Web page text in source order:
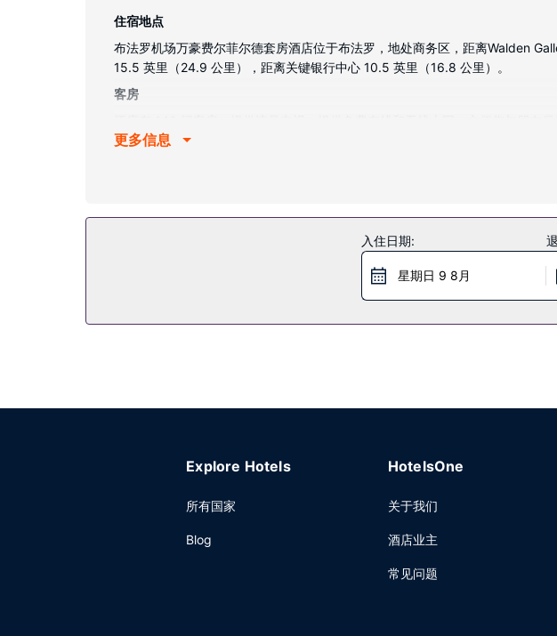
住宿地点
布法罗机场万豪费尔菲尔德套房酒店位于布法罗，地处商务区，距离Walden
15.5 英里（24.9 公里），距离关键银行中心 10.5 英里（16.8 公里）。
客房
和吹风机。便利设施包括保险箱和书桌，以及带有免费市内通话的电话。
餐厅
免费欧式早餐供应时间为：周一至周五 06:00 至 09:00，周末 07:00 至 10:00
特色服务/设施包括免费高速有线上网、24 小时商务中心和快速退房。计划在
更多信息
入住日期:
星期日 9 8月
Explore Hotels
所有国家
Blog
HotelsOne
关于我们
酒店业主
常见问题